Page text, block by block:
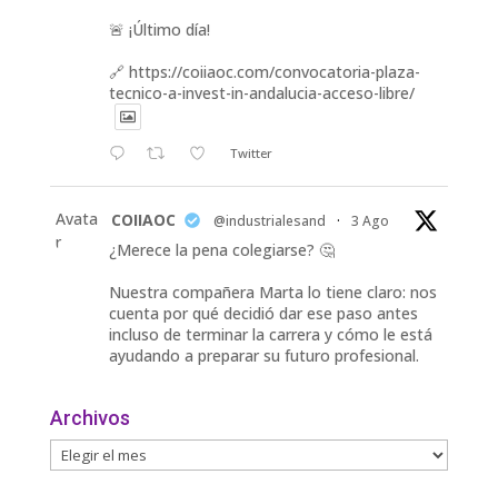
🚨 ¡Último día!
🔗 https://coiiaoc.com/convocatoria-plaza-
tecnico-a-invest-in-andalucia-acceso-libre/
Twitter
Avata
r
COIIAOC @industrialesand · 3 Ago
¿Merece la pena colegiarse? 🤔
Nuestra compañera Marta lo tiene claro: nos
cuenta por qué decidió dar ese paso antes
incluso de terminar la carrera y cómo le está
ayudando a preparar su futuro profesional.
🤝 Contacto con profesionales y empresas.
💼
Archivos